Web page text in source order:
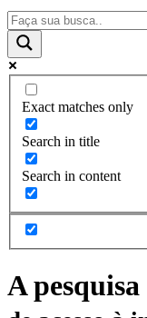
Exact matches only
Search in title
Search in content
A